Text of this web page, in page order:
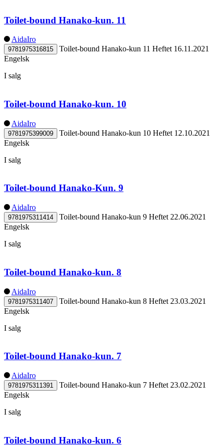
Toilet-bound Hanako-kun. 11
AidaIro
9781975316815 Toilet-bound Hanako-kun 11 Heftet 16.11.2021
Engelsk
I salg
Toilet-bound Hanako-kun. 10
AidaIro
9781975399009 Toilet-bound Hanako-kun 10 Heftet 12.10.2021
Engelsk
I salg
Toilet-bound Hanako-Kun. 9
AidaIro
9781975311414 Toilet-bound Hanako-kun 9 Heftet 22.06.2021
Engelsk
I salg
Toilet-bound Hanako-kun. 8
AidaIro
9781975311407 Toilet-bound Hanako-kun 8 Heftet 23.03.2021
Engelsk
I salg
Toilet-bound Hanako-kun. 7
AidaIro
9781975311391 Toilet-bound Hanako-kun 7 Heftet 23.02.2021
Engelsk
I salg
Toilet-bound Hanako-kun. 6